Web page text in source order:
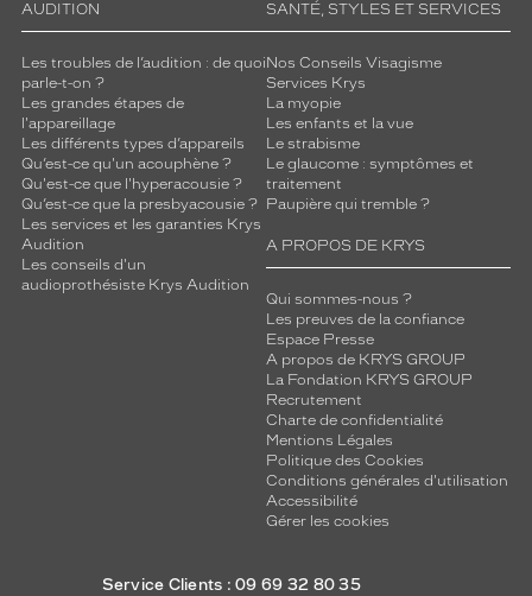
AUDITION
Les troubles de l’audition : de quoi
parle-t-on ?
Les grandes étapes de
l'appareillage
Les différents types d’appareils
Qu’est-ce qu'un acouphène ?
Qu'est-ce que l'hyperacousie ?
Qu’est-ce que la presbyacousie ?
Les services et les garanties Krys
Audition
Les conseils d'un
audioprothésiste Krys Audition
SANTÉ, STYLES ET SERVICES
Nos Conseils Visagisme
Services Krys
La myopie
Les enfants et la vue
Le strabisme
Le glaucome : symptômes et
traitement
Paupière qui tremble ?
A PROPOS DE KRYS
Qui sommes-nous ?
Les preuves de la confiance
Espace Presse
A propos de KRYS GROUP
La Fondation KRYS GROUP
Recrutement
Charte de confidentialité
Mentions Légales
Politique des Cookies
Conditions générales d'utilisation
Accessibilité
Gérer les cookies
Service Clients : 09 69 32 80 35